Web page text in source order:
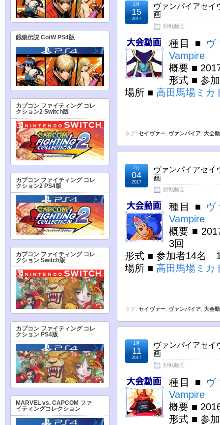
ヴァンパイアセ
画
対戦動画
2月
15
2017
種目 ■ ヴ
Vampire
概要 ■
形式 ■ 参
場所 ■ 高田馬場ミカ
タグ: セイヴァー ヴァンパイア 大会
ヴァンパイアセ
画
対戦動画
2月
04
2017
種目 ■ ヴ
Vampire
概要 ■
3回
形式 ■ 参加者14名
場所 ■ 高田馬場ミカ
タグ: セイヴァー ヴァンパイア 大会
ヴァンパイアセ
画
対戦動画
1月
11
2017
種目 ■ ヴ
Vampire
概要 ■
形式 ■ 参
餓狼伝説 CotW PS4版
カプコン ファイティング コレ
クション2 Switch版
カプコン ファイティング コレ
クション2 PS4版
カプコン ファイティング コレ
クション Switch版
カプコン ファイティング コレ
クション PS4版
MARVEL vs. CAPCOM ファ
イティングコレクション